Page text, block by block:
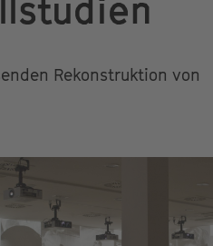
Rekonstruktion von